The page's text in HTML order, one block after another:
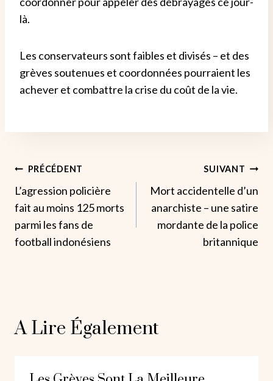
là.
Les conservateurs sont faibles et divisés – et des
grèves soutenues et coordonnées pourraient les
achever et combattre la crise du coût de la vie.
Navigation
De
L’article
PRÉCÉDENT
L’agression policière
fait au moins 125 morts
parmi les fans de
football indonésiens
SUIVANT
Mort accidentelle d’un
anarchiste – une satire
mordante de la police
britannique
A Lire Également